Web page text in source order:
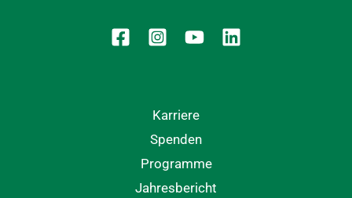
Karriere
Spenden
Programme
Jahresbericht